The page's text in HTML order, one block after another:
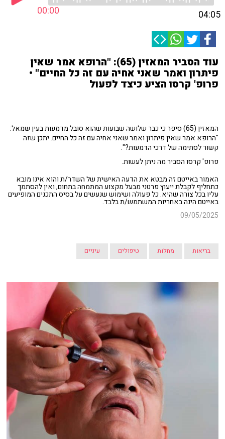
00:00 04:05
עוד הסביר המאזין (65): "הרופא אמר שאין
פיתרון ואמר שאני אחיה עם זה כל החיים" •
פרופ' קרסו הציע כיצד לפעול
המאזין (65) סיפר כי כבר שלושה שבועות שהוא סובל מדמעות בעין שמאל:
"הרופא אמר שאין פיתרון ואמר שאני אחיה עם זה כל החיים. יתכן שזה
קשור לסתימה של דרכי הדמעות?".
פרופ' קרסו הסביר מה ניתן לעשות.
האמור באייטם זה מבטא את הדעה האישית של השדר/ת והוא אינו מובא
כתחליף לקבלת ייעוץ פרטני מבעל מקצוע המתמחה בתחום, ואין להסתמך
עליו בכל צורה שהיא. כל פעולה ושימוש שנעשים על בסיס התכנים המופיעים
באייטם הינה באחריות המשתמש/ת בלבד.
09/05/2025
בריאות מחלות טיפולים עיניים